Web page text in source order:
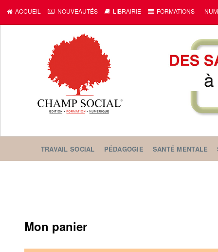
ACCUEIL NOUVEAUTÉS LIBRAIRIE FORMATIONS
TRAVAIL SOCIAL PÉDAGOGIE SANTÉ MENTALE
Mon panier